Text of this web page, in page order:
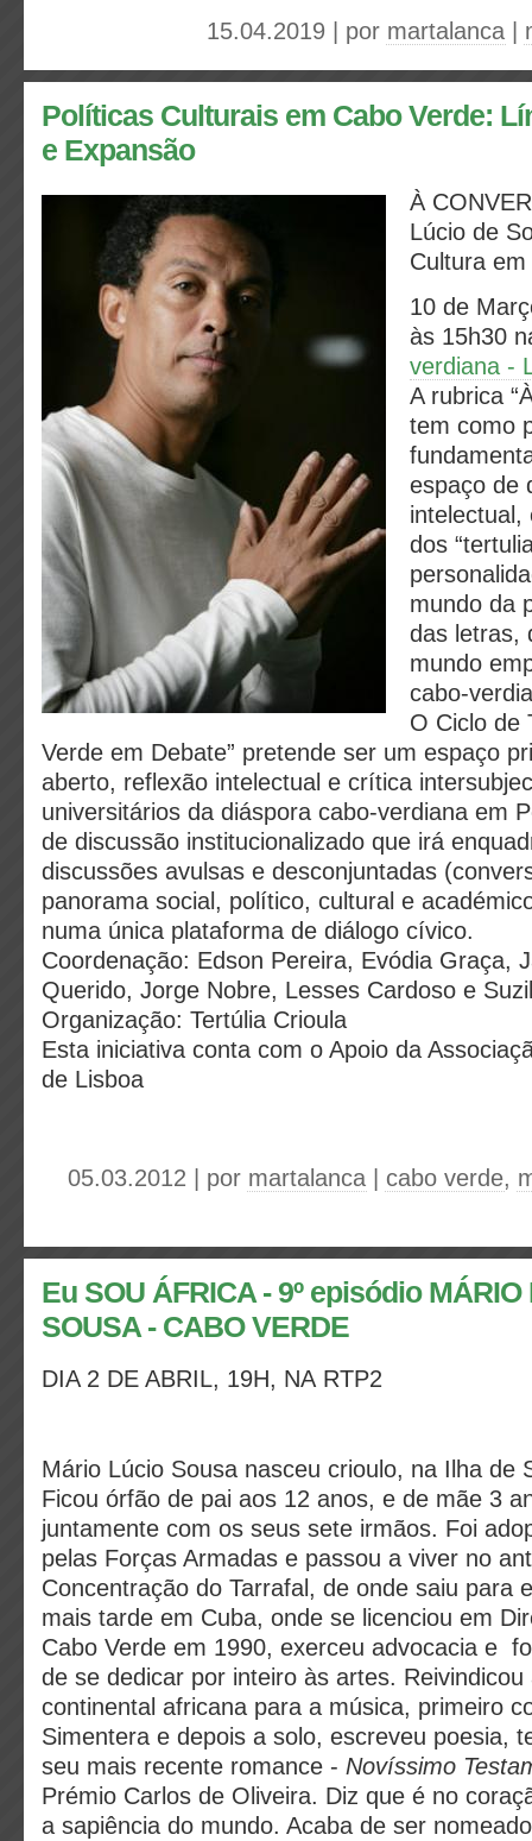
15.04.2019 | por martalanca
Políticas Culturais em Cabo Verde:
e Expansão
À
Lúcio de
Cultura
10 de
às 15h30
verdiana -
A rubrica
tem como
espaço de
intelectual,
dos
mundo da
das letras,
mundo
cabo-
O Ciclo de
Verde em Debate” pretende ser um espaço
aberto, reflexão intelectual e crítica
universitários da diáspora cabo-verdiana em
de discussão institucionalizado que irá
discussões avulsas e desconjuntadas
panorama social, político, cultural e
numa única plataforma de diálogo cívico.
Coordenação: Edson Pereira, Evódia Graça,
Querido, Jorge Nobre, Lesses Cardoso e
Organização: Tertúlia Crioula
Esta iniciativa conta com o Apoio da
de Lisboa
05.03.2012 | por martalanca cabo verde,
Eu SOU ÁFRICA - 9º episódio MÁRIO
SOUSA - CABO VERDE
DIA 2 DE ABRIL, 19H, NA RTP2
Mário Lúcio Sousa nasceu crioulo, na Ilha de
Ficou órfão de pai aos 12 anos, e de mãe 3
juntamente com os seus sete irmãos. Foi
pelas Forças Armadas e passou a viver no
Concentração do Tarrafal, de onde saiu para
mais tarde em Cuba, onde se licenciou em
Cabo Verde em 1990, exerceu advocacia e
de se dedicar por inteiro às artes. Reivindicou
continental africana para a música, primeiro
Simentera e depois a solo, escreveu poesia,
seu mais recente romance - Novíssimo
Prémio Carlos de Oliveira. Diz que é no
a sapiência do mundo. Acaba de ser